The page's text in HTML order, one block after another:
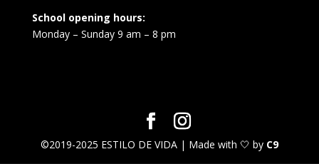
School opening hours:
Monday – Sunday 9 am – 8 pm
©2019-2025 ESTILO DE VIDA | Made with 🤍 by C9